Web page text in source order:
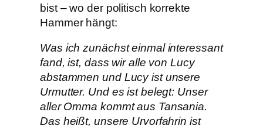
bist – wo der politisch korrekte
Hammer hängt:
Was ich zunächst einmal interessant
fand, ist, dass wir alle von Lucy
abstammen und Lucy ist unsere
Urmutter. Und es ist belegt: Unser
aller Omma kommt aus Tansania.
Das heißt, unsere Urvorfahrin ist